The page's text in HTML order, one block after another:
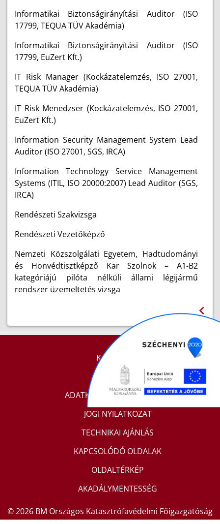
Informatikai Biztonságirányítási Auditor (ISO
17799, TEQUA TÜV Akadémia)
Informatikai Biztonságirányítási Auditor (ISO
17799, EuZert Kft.)
IT Risk Manager (Kockázatelemzés, ISO 27001,
TEQUA TÜV Akadémia)
IT Risk Menedzser (Kockázatelemzés, ISO 27001,
EuZert Kft.)
Information Security Management System Lead
Auditor (ISO 27001, SGS, IRCA)
Information Technology Service Management
Systems (ITIL, ISO 20000:2007) Lead Auditor (SGS,
IRCA)
Rendészeti Szakvizsga
Rendészeti Vezetőképző
Nemzeti Közszolgálati Egyetem, Hadtudományi
és Honvédtisztképző Kar Szolnok – A1-B2
kategóriájú pilóta nélküli állami légijármű
rendszer üzemeltetés vizsga
KAPCSOLAT
IMPRESSZUM
ADATKEZELÉSI TÁJÉKOZTATÓ
JOGI NYILATKOZAT
TECHNIKAI AJÁNLÁS
KAPCSOLÓDÓ OLDALAK
OLDALTÉRKÉP
AKADÁLYMENTESSÉG
© 2026 BM Országos Katasztrófavédelmi Főigazgatóság